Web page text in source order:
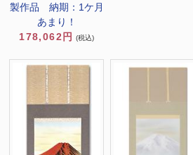
製作品 納期：1ケ月
あまり！
178,062円
(税込)